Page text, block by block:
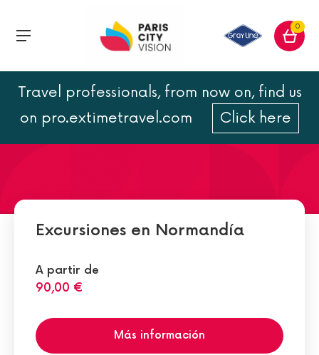
0
Travel professionals, from now on, find us
on pro.extimetravel.com
Click here
Las 5 playas del
desembarco de Normandía
Excursiones en Normandía
A partir de
90,00 €
Más información